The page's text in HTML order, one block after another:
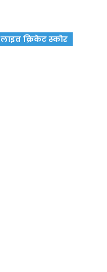
लाइव क्रिकेट स्कोर